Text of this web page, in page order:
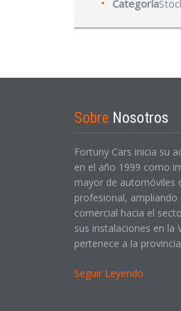
Categoría
Sobre Nosotros
Fortuny Cars inicia su
en el año 1999 como
mayor de automóviles
profesional,
comercial hacia el
sus instalaciones en la
pertenece a la
Seguir Leyendo